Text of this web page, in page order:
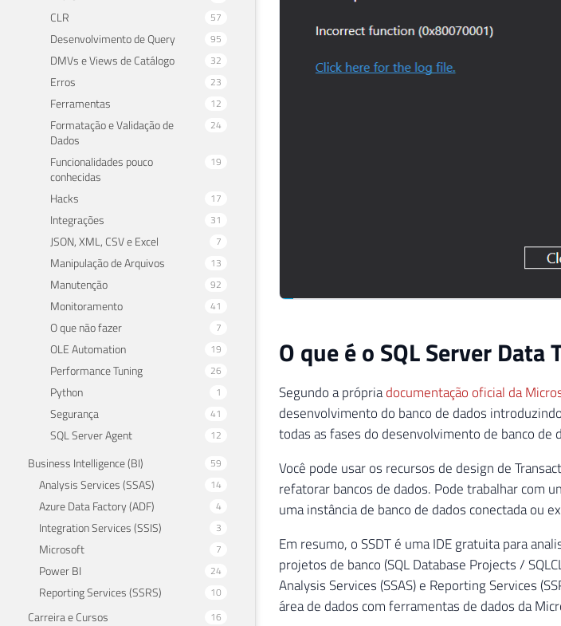
CLR 57
Desenvolvimento de Query 95
DMVs e Views de Catálogo 32
Erros 23
Ferramentas 12
Formatação e Validação de
Dados
24
Funcionalidades pouco
conhecidas
19
Hacks 17
Integrações 31
JSON, XML, CSV e Excel 7
Manipulação de Arquivos 13
Manutenção 92
Monitoramento 41
O que não fazer 7
OLE Automation 19
Performance Tuning 26
Python 1
Segurança 41
SQL Server Agent 12
Business Intelligence (BI) 59
Analysis Services (SSAS) 14
Azure Data Factory (ADF) 4
Integration Services (SSIS) 3
Microsoft 7
Power BI 24
Reporting Services (SSRS) 10
Carreira e Cursos 16
O que é o SQL Server Data
Segundo a própriadocumentação oficial da
desenvolvimento do banco de dados
todas as fases do desenvolvimento de banco de
Você pode usar os recursos de design de
refatorar bancos de dados. Pode trabalhar com
uma instância de banco de dados conectada ou
Em resumo, o SSDT é uma IDE gratuita para
projetos de banco (SQL Database Projects /
Analysis Services (SSAS) e Reporting Services
área de dados com ferramentas de dados da